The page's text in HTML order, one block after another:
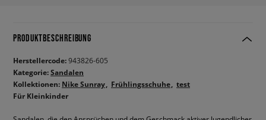
PRODUKTBESCHREIBUNG
Herstellercode:943826-605
Kategorie:Sandalen
Kollektionen: Nike Sunray Frühlingsschuhe test
Für Kleinkinder